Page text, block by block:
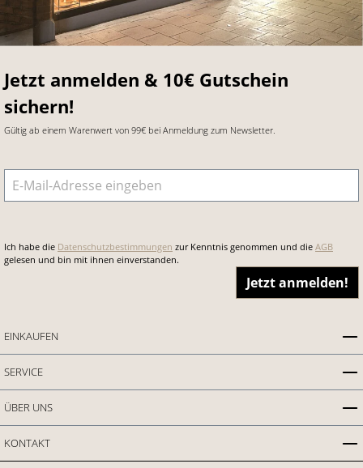
Jetzt anmelden & 10€ Gutschein
sichern!
Gültig ab einem Warenwert von 99€ bei Anmeldung zum Newsletter.
E-Mail-Adresse
Ich habe die Datenschutzbestimmungen zur Kenntnis genommen und die AGB
gelesen und bin mit ihnen einverstanden.
Jetzt anmelden!
EINKAUFEN
SERVICE
ÜBER UNS
KONTAKT